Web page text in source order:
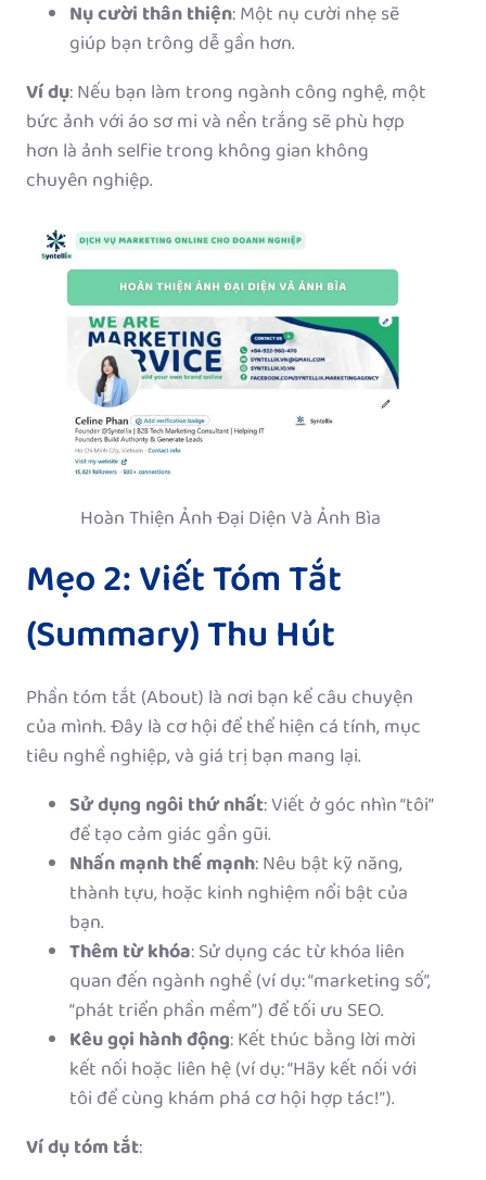
Nụ cười thân thiện: Một nụ cười nhẹ sẽ
giúp bạn trông dễ gần hơn.
Ví dụ: Nếu bạn làm trong ngành công nghệ, một
bức ảnh với áo sơ mi và nền trắng sẽ phù hợp
hơn là ảnh selfie trong không gian không
chuyên nghiệp.
Hoàn Thiện Ảnh Đại Diện Và Ảnh Bìa
Mẹo 2: Viết Tóm Tắt
(Summary) Thu Hút
Phần tóm tắt (About) là nơi bạn kể câu chuyện
của mình. Đây là cơ hội để thể hiện cá tính, mục
tiêu nghề nghiệp, và giá trị bạn mang lại.
Sử dụng ngôi thứ nhất: Viết ở góc nhìn “tôi”
để tạo cảm giác gần gũi.
Nhấn mạnh thế mạnh: Nêu bật kỹ năng,
thành tựu, hoặc kinh nghiệm nổi bật của
bạn.
Thêm từ khóa: Sử dụng các từ khóa liên
quan đến ngành nghề (ví dụ: “marketing số”,
“phát triển phần mềm”) để tối ưu SEO.
Kêu gọi hành động: Kết thúc bằng lời mời
kết nối hoặc liên hệ (ví dụ: “Hãy kết nối với
tôi để cùng khám phá cơ hội hợp tác!”).
Ví dụ tóm tắt: